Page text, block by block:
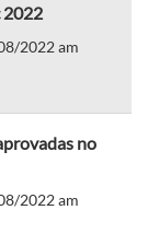
2022
2022 am
no
2022 am